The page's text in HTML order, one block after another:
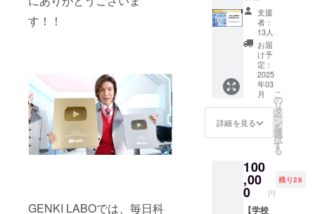
す！！
GENKI LABOでは、毎日科
記載事
項：参
加者の
お名
前・学
は現ラ
ボ、新
ラボの
いずれ
かで開
催され
ます。
※ラボの
住所は
ご購入
後に個
す。
式が可
能で
す！ ※
お渡し
会は現
ラボ、
新ラボ
のいず
れかで
開催さ
れま
ご購入
後に個
別でご
連絡い
たしま
ありま
すが、
それも
含め思
い出と
して受
け取っ
てくだ
さい。
（洗濯
済みで
た方に
は、ラ
ボにお
越しい
ただ
載】 こ
ちらか
ら支援
いただ
いた方
のお名
前を、
新ラボ
設立の
ご報告
YouTub
e動画に
ます。
また、
お礼
メッ
セージ
支援
者：
13人
お届
け予
定：
2025
年03
月
詳細を見る
こ
の
リ
タ
ー
ン
を
選
択
す
る
100
,00
0 円
残り28
【学校